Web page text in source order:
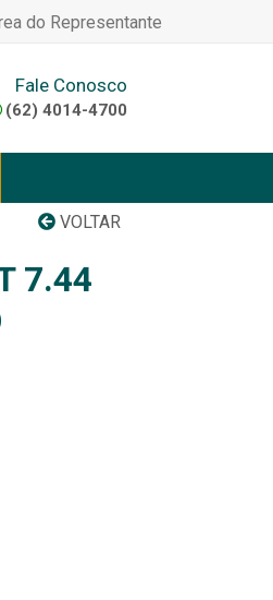
do Representante
Fale Conosco
(62) 4014-4700
VOLTAR
7.44